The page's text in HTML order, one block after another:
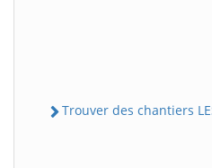
Trouver des chantiers